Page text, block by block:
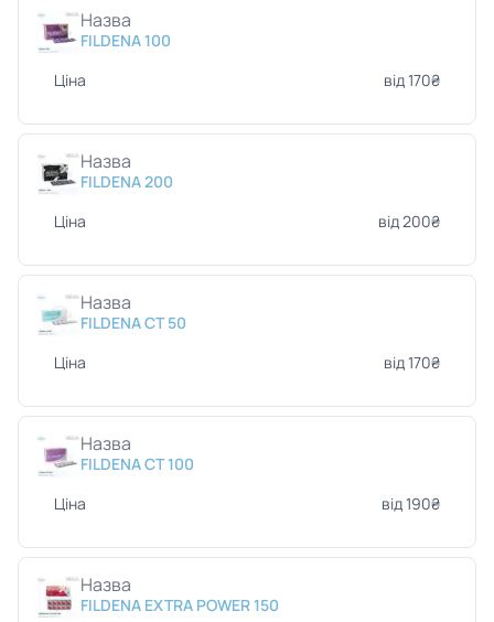
Назва
FILDENA 100
Ціна
від 170₴
Назва
FILDENA 200
Ціна
від 200₴
Назва
FILDENA CT 50
Ціна
від 170₴
Назва
FILDENA CT 100
Ціна
від 190₴
Назва
FILDENA EXTRA POWER 150